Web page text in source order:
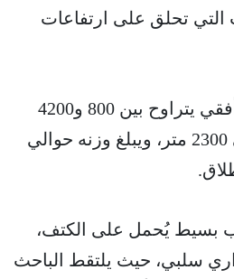
التي تحلق على ارتفاعات
يتميز الصاروخ بمدى أفقي يتراوح بين 800 و4200
متر، وارتفاع يصل إلى 2300 متر، ويبلغ وزنه حوالي
من أنبوب بسيط يُحمل على الكتف،
سلبي، حيث يلتقط الباحث